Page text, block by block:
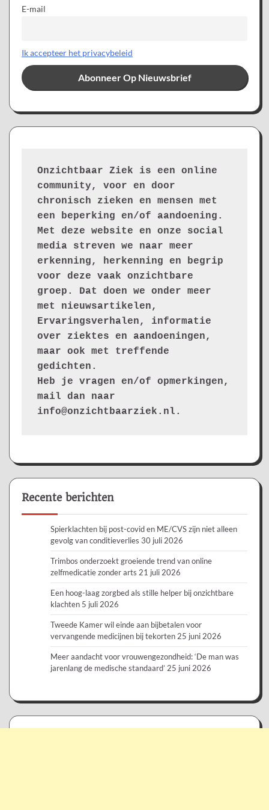
E-mail
Ik accepteer het privacybeleid
Onzichtbaar Ziek is een online
community, voor en door
chronisch zieken en mensen met
een beperking en/of aandoening.
Met deze website en onze social
media streven we naar meer
erkenning, herkenning en begrip
voor deze vaak onzichtbare
groep. Dat doen we onder meer
met nieuwsartikelen,
Ervaringsverhalen, informatie
over ziektes en aandoeningen,
maar ook met treffende
gedichten.
Heb je vragen en/of opmerkingen,
mail dan naar
info@onzichtbaarziek.nl.
Recente berichten
Spierklachten bij post-covid en ME/CVS zijn niet alleen
gevolg van conditieverlies 30 juli 2026
Trimbos onderzoekt groeiende trend van online
zelfmedicatie zonder arts 21 juli 2026
Een hoog-laag zorgbed als stille helper bij onzichtbare
klachten 5 juli 2026
Tweede Kamer wil einde aan bijbetalen voor
vervangende medicijnen bij tekorten 25 juni 2026
Meer aandacht voor vrouwengezondheid: ‘De man was
jarenlang de medische standaard’ 25 juni 2026